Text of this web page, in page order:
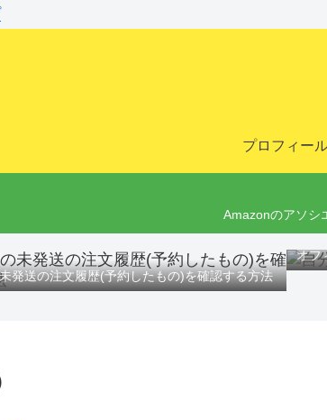
プロフィー
Amazonのアソシ
発送の注文履歴(予約したもの)を確認する方法
オフ